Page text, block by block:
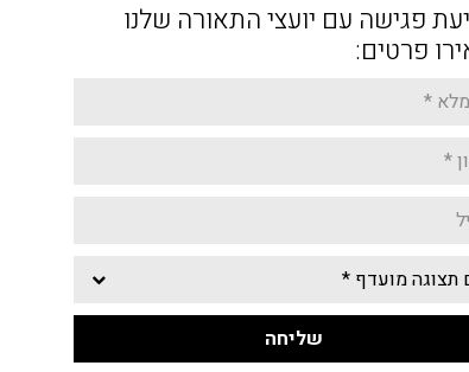
פגישה עם יועצי התאורה שלנו
פרטים: